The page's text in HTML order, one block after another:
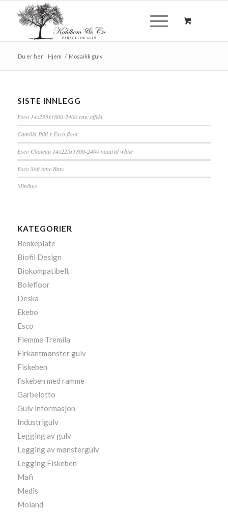
Du er her: Hjem / Mosaikk gulv
SISTE INNLEGG
Esco 14x255x1800-2400 raw effekt.
Camilla Pihl x Esco floor
Esco Chateau 14x225x1800-2400 natural white
Esco Soft tone Raw.
Minihus
KATEGORIER
Benkeplate
Biofil Design
Biokompatibelt
Bolefloor
Deska
Ekebo
Esco
Fiemme Tremila
Firkantmønster gulv
Fiskeben
fiskeben med ramme
Garbelotto
Gulv informasjon
Industrigulv
Legging av gulv
Legging av mønstergulv
Legging Fiskeben
Mafi
Medis
Moland